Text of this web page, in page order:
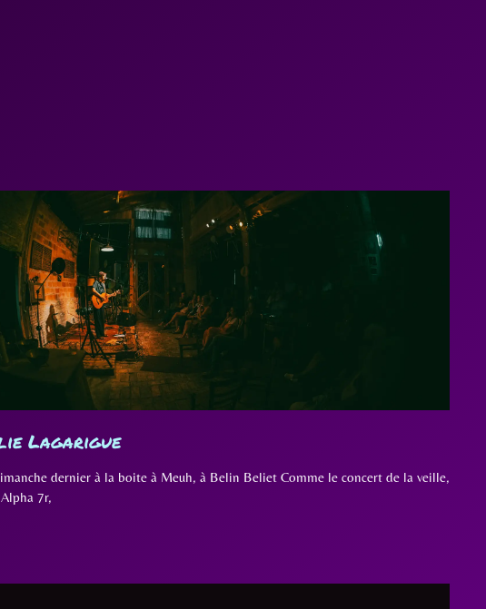
Lagarigue
dernier à la boite à Meuh, à Belin Beliet Comme le concert de la veille,
7r,